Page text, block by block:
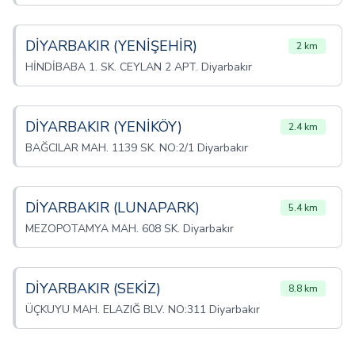
DİYARBAKIR (YENİŞEHİR) 2 km
HİNDİBABA 1. SK. CEYLAN 2 APT. Diyarbakır
DİYARBAKIR (YENİKÖY) 2.4 km
BAĞCILAR MAH. 1139 SK. NO:2/1 Diyarbakır
DİYARBAKIR (LUNAPARK) 5.4 km
MEZOPOTAMYA MAH. 608 SK. Diyarbakır
DİYARBAKIR (SEKİZ) 8.8 km
ÜÇKUYU MAH. ELAZIĞ BLV. NO:311 Diyarbakır